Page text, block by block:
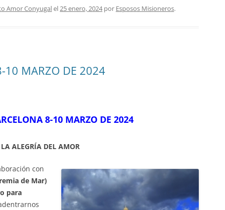
Amor Conyugalel25 enero, 2024por Esposos Misioneros.
10 MARZO DE 2024
8-10 MARZODE 2024
ALEGRÍA DEL AMOR
con
de Mar)
para